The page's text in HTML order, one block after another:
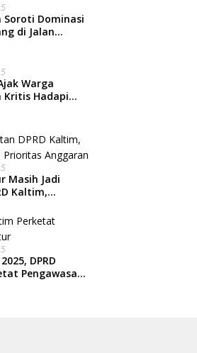
Soroti Dominasi
di Jalan
Warga
Kritis Hadapi
Masih Jadi
Kaltim,
DPRD
Pengawasan